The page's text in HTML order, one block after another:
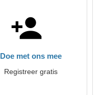
Doe met ons mee
Registreer gratis